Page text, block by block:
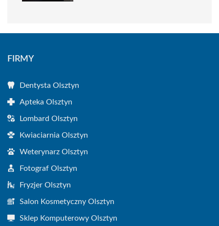
FIRMY
Dentysta Olsztyn
Apteka Olsztyn
Lombard Olsztyn
Kwiaciarnia Olsztyn
Weterynarz Olsztyn
Fotograf Olsztyn
Fryzjer Olsztyn
Salon Kosmetyczny Olsztyn
Sklep Komputerowy Olsztyn